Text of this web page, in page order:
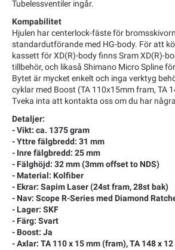
Tubelessventiler ingår.
Kompabilitet
Hjulen har centerlock-fäste för
standardutförande med HG-body. För att
kassett för XD(R)-body finns Sram XD(R)-
tillbehör, och likaså Shimano Micro Spline
Bytet är mycket enkelt och inga verktyg
cyklar med Boost (TA 110x15mm fram, TA
Tveka inta att kontakta oss om du har
Detaljer:
- Vikt: ca. 1375 gram
- Yttre fälgbredd: 31 mm
- Inre fälgbredd: 25 mm
- Fälghöjd: 32 mm (3mm offset to NDS)
- Material: Kolfiber
- Ekrar: Sapim Laser (24st fram, 28st bak)
- Nav: Scope R-Series med Diamond
- Lager: SKF
- Färg: Svart
- Boost: Ja
- Axlar: TA 110 x 15 mm (fram), TA 148 x